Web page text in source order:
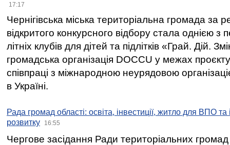
17:17
Чернігівська міська територіальна громада за
відкритого конкурсного відбору стала однією
літніх клубів для дітей та підлітків «Грай. Дій.
громадська організація DOCCU у межах
співпраці з міжнародною неурядовою
в Україні.
Рада громад області: освіта, інвестиції, житло для ВПО
розвитку
16:55
Чергове засідання Ради територіальних громад